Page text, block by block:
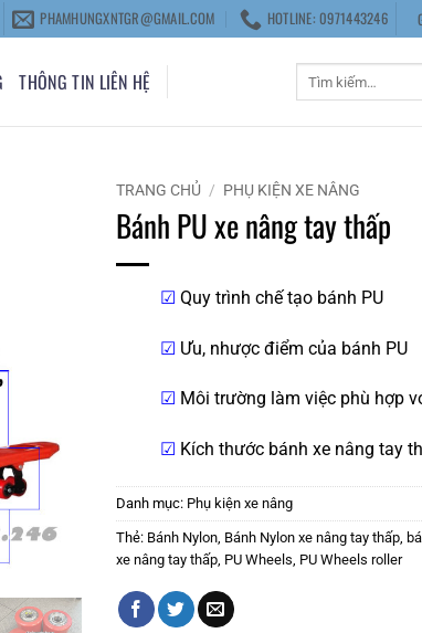
PHAMHUNGXNTGR@GMAIL.COM HOTLINE: 0971443246
THÔNG TIN LIÊN HỆ
TRANG CHỦ / PHỤ KIỆN XE NÂNG
Bánh PU xe nâng tay thấp
☑ Quy trình chế tạo bánh PU
☑ Ưu, nhược điểm của bánh PU
☑ Môi trường làm việc phù hợp
☑ Kích thước bánh xe nâng tay
Danh mục: Phụ kiện xe nâng
Thẻ: Bánh Nylon Bánh Nylon xe nâng tay thấp
xe nâng tay thấp PU Wheels PU Wheels roller